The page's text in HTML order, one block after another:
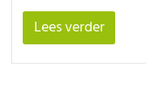
Lees verder